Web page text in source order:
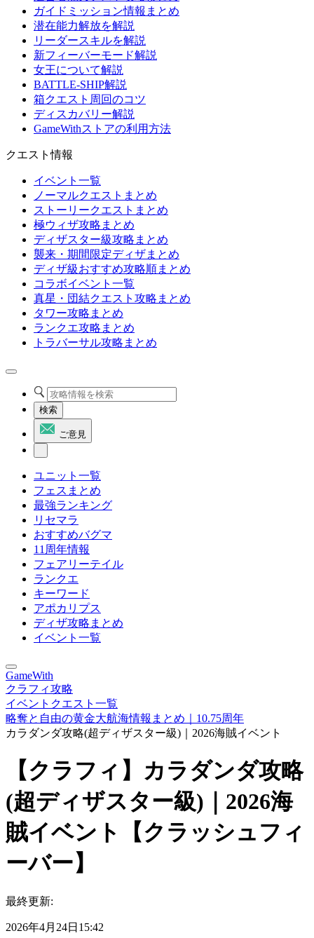
ガイドミッション情報まとめ
潜在能力解放を解説
リーダースキルを解説
新フィーバーモード解説
女王について解説
BATTLE-SHIP解説
箱クエスト周回のコツ
ディスカバリー解説
GameWithストアの利用方法
クエスト情報
イベント一覧
ノーマルクエストまとめ
ストーリークエストまとめ
極ウィザ攻略まとめ
ディザスター級攻略まとめ
襲来・期間限定ディザまとめ
ディザ級おすすめ攻略順まとめ
コラボイベント一覧
真星・団結クエスト攻略まとめ
タワー攻略まとめ
ランクエ攻略まとめ
トラバーサル攻略まとめ
検索
ご意見
ユニット一覧
フェスまとめ
最強ランキング
リセマラ
おすすめバグマ
11周年情報
フェアリーテイル
ランクエ
キーワード
アポカリプス
ディザ攻略まとめ
イベント一覧
GameWith
クラフィ攻略
イベントクエスト一覧
略奪と自由の黄金大航海情報まとめ｜10.75周年
カラダンダ攻略(超ディザスター級)｜2026海賊イベント
【クラフィ】カラダンダ攻略
(超ディザスター級)｜2026海
賊イベント【クラッシュフィ
ーバー】
最終更新:
2026年4月24日15:42